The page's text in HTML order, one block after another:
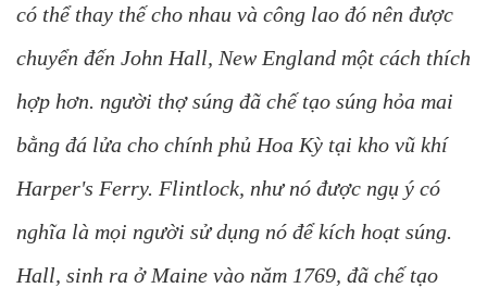
có thể thay thế cho nhau và công lao đó nên được
chuyển đến John Hall, New England một cách thích
hợp hơn. người thợ súng đã chế tạo súng hỏa mai
bằng đá lửa cho chính phủ Hoa Kỳ tại kho vũ khí
Harper's Ferry. Flintlock, như nó được ngụ ý có
nghĩa là mọi người sử dụng nó để kích hoạt súng.
Hall, sinh ra ở Maine vào năm 1769, đã chế tạo